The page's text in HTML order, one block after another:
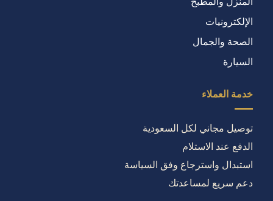
الإلكترونيات
الصحة والجمال
السيارة
خدمة العملاء
توصيل مجاني لكل السعودية
الدفع عند الاستلام
استبدال واسترجاع وفق السياسة
دعم سريع لمساعدتك